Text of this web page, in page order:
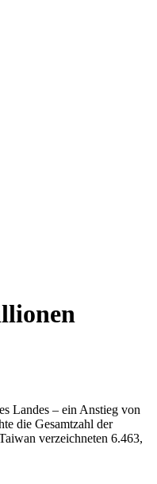
Landes – ein Anstieg von
die Gesamtzahl der
verzeichneten 6.463,